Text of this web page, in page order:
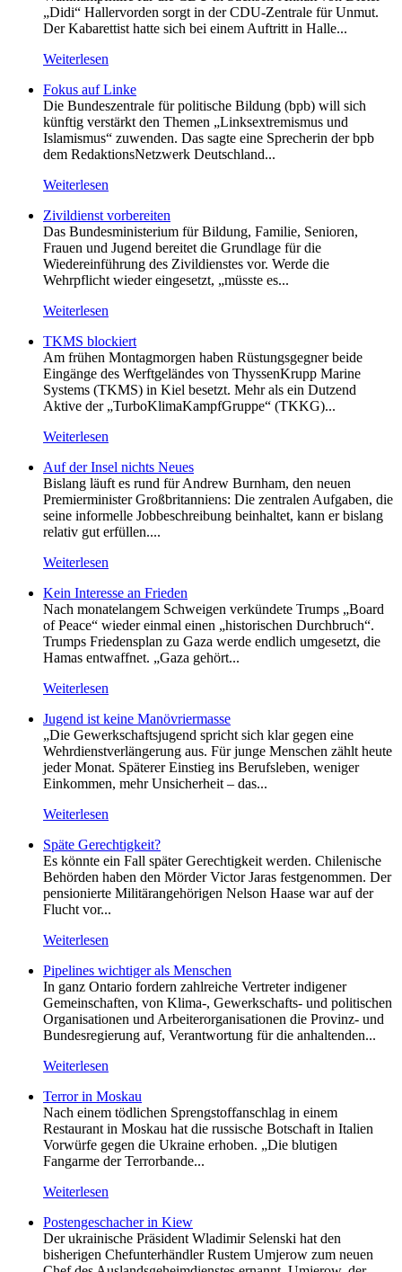
„Didi“ Hallervorden sorgt in der CDU-Zentrale für Unmut.
Der Kabarettist hatte sich bei einem Auftritt in Halle...
Weiterlesen
Fokus auf Linke
Die Bundeszentrale für politische Bildung (bpb) will sich
künftig verstärkt den Themen „Linksextremismus und
Islamismus“ zuwenden. Das sagte eine Sprecherin der bpb
dem RedaktionsNetzwerk Deutschland...
Weiterlesen
Zivildienst vorbereiten
Das Bundesministerium für Bildung, Familie, Senioren,
Frauen und Jugend bereitet die Grundlage für die
Wiedereinführung des Zivildienstes vor. Werde die
Wehrpflicht wieder eingesetzt, „müsste es...
Weiterlesen
TKMS blockiert
Am frühen Montagmorgen haben Rüstungsgegner beide
Eingänge des Werftgeländes von ThyssenKrupp Marine
Systems (TKMS) in Kiel besetzt. Mehr als ein Dutzend
Aktive der „TurboKlimaKampfGruppe“ (TKKG)...
Weiterlesen
Auf der Insel nichts Neues
Bislang läuft es rund für Andrew Burnham, den neuen
Premierminister Großbritanniens: Die zentralen Aufgaben, die
seine informelle Jobbeschreibung beinhaltet, kann er bislang
relativ gut erfüllen....
Weiterlesen
Kein Inte­resse an Frieden
Nach monatelangem Schweigen verkündete Trumps „Board
of Peace“ wieder einmal einen „historischen Durchbruch“.
Trumps Friedensplan zu Gaza werde endlich umgesetzt, die
Hamas entwaffnet. „Gaza gehört...
Weiterlesen
Jugend ist keine Manövriermasse
„Die Gewerkschaftsjugend spricht sich klar gegen eine
Wehrdienstverlängerung aus. Für junge Menschen zählt heute
jeder Monat. Späterer Einstieg ins Berufsleben, weniger
Einkommen, mehr Unsicherheit – das...
Weiterlesen
Späte Gerechtigkeit?
Es könnte ein Fall später Gerechtigkeit werden. Chilenische
Behörden haben den Mörder Victor Jaras festgenommen. Der
pensionierte Militärangehörigen Nelson Haase war auf der
Flucht vor...
Weiterlesen
Pipelines wichtiger als Menschen
In ganz Ontario fordern zahlreiche Vertreter indigener
Gemeinschaften, von Klima-, Gewerkschafts- und politischen
Organisationen und Arbeiterorganisationen die Provinz- und
Bundesregierung auf, Verantwortung für die anhaltenden...
Weiterlesen
Terror in Moskau
Nach einem tödlichen Sprengstoffanschlag in einem
Restaurant in Moskau hat die russische Botschaft in Italien
Vorwürfe gegen die Ukraine erhoben. „Die blutigen
Fangarme der Terrorbande...
Weiterlesen
Postengeschacher in Kiew
Der ukrainische Präsident Wladimir Selenski hat den
bisherigen Chefunterhändler Rustem Umjerow zum neuen